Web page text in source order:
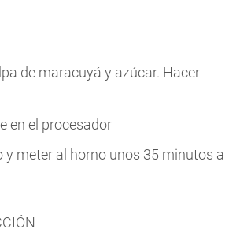
de maracuyá y azúcar. Hacer
en el procesador
y meter al horno unos 35 minutos a